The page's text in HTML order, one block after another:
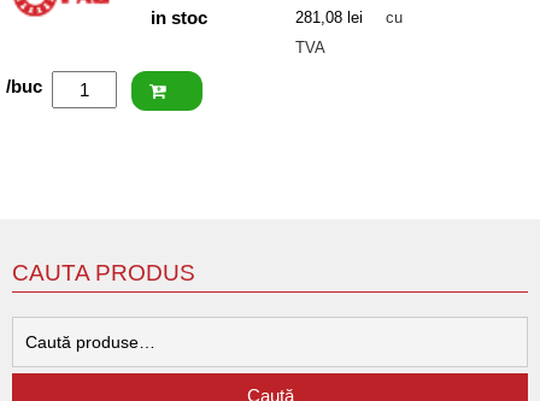
in stoc 281,08 lei
cu
TVA
Cantitate
/buc
CAUTA PRODUS
Caută